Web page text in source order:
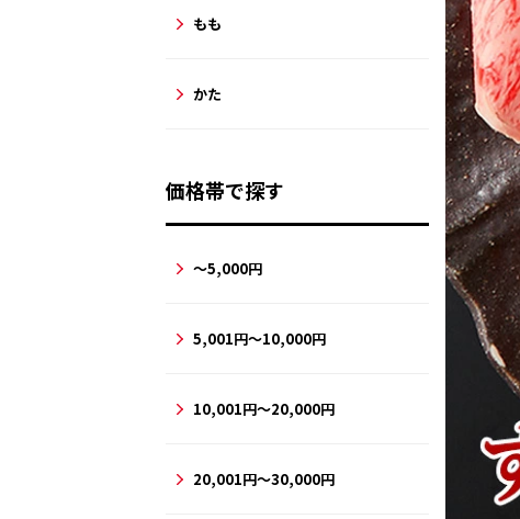
もも
かた
価格帯で探す
～5,000円
5,001円～10,000円
10,001円～20,000円
20,001円～30,000円